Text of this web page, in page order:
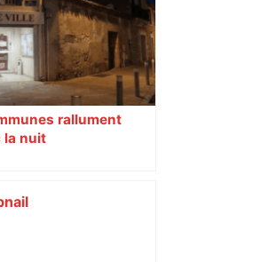
rallument
la nuit